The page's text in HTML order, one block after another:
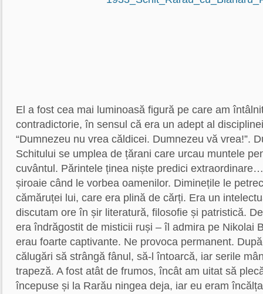
El a fost cea mai luminoasă figură pe care am
contradictorie, în sensul că era un adept al
“Dumnezeu nu vrea căldicei. Dumnezeu vă vrea!”.
Schitului se umplea de țărani care urcau muntele
cuvântul. Părintele ținea niște predici
șiroaie când le vorbea oamenilor. Diminețile le
cămăruței lui, care era plină de cărți. Era un
discutam ore în șir literatură, filosofie și patristică.
era îndrăgostit de misticii ruși – îl admira pe Nikolai
erau foarte captivante. Ne provoca permanent.
călugări să strângă fânul, să-l întoarcă, iar serile
trapeză. A fost atât de frumos, încât am uitat să
începuse și la Rarău ningea deja, iar eu eram